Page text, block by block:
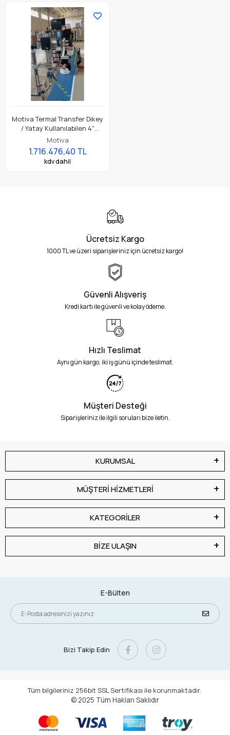
Motiva Termal Transfer Dikey
/ Yatay Kullanılabilen 4"
113mm Etiket Yaz Yapıştır (
Print & Apply ) 50x200cm
Konveyör Aplikatör Yazıcı ile
Beraber Tam Set
Motiva
1.716.476,40 TL
kdv dahil
Ücretsiz Kargo
1000 TL ve üzeri siparişleriniz için ücretsiz kargo!
Güvenli Alışveriş
Kredi kartı ile güvenli ve kolay ödeme.
Hızlı Teslimat
Aynı gün kargo, iki iş günü içinde teslimat.
Müşteri Desteği
Siparişleriniz ile ilgili soruları bize iletin.
KURUMSAL
MÜŞTERİ HİZMETLERİ
KATEGORİLER
BİZE ULAŞIN
E-Bülten
Bizi Takip Edin
Tüm bilgileriniz 256bit SSL Sertifikası ile korunmaktadır.
© 2025 Tüm Hakları Saklıdır